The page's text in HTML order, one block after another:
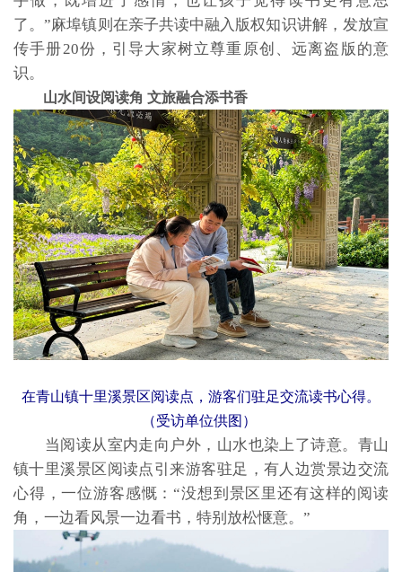
了。”麻埠镇则在亲子共读中融入版权知识讲解，发放宣
传手册20份，引导大家树立尊重原创、远离盗版的意
识。
山水间设阅读角 文旅融合添书香
在青山镇十里溪景区阅读点，游客们驻足交流读书心得。
（受访单位供图）
当阅读从室内走向户外，山水也染上了诗意。青山
镇十里溪景区阅读点引来游客驻足，有人边赏景边交流
心得，一位游客感慨：“没想到景区里还有这样的阅读
角，一边看风景一边看书，特别放松惬意。”